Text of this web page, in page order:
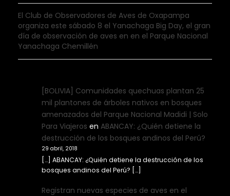
El Club de Observadores de Aves de Oxapampa
organiza este sábado 8 el Yanachaga Big Day, el gran
día de observación de aves en en el Parque Nacional
Yanachaga Chemillén
[BOLIVIA] Comunidades quechuas plantan 25
mil plantones de árboles nativos en bosques
amenazados del Parque Nacional Madidi | Solo
Para Viajeros en ABANCAY: ¿Quién detiene la
destrucción de los bosques andinos del Perú?
29 abril, 2018
[…] ABANCAY: ¿Quién detiene la destrucción de los
bosques andinos del Perú? […]
Registran nuevas especies de aves en el